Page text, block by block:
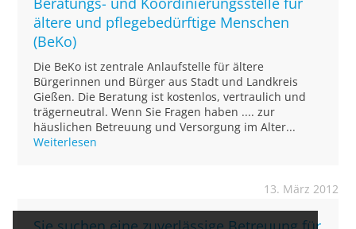
ältere und pflegebedürftige Menschen
(BeKo)
Die BeKo ist zentrale Anlaufstelle für ältere
Bürgerinnen und Bürger aus Stadt und Landkreis
Gießen. Die Beratung ist kostenlos, vertraulich und
trägerneutral. Wenn Sie Fragen haben .... zur
häuslichen Betreuung und Versorgung im Alter...
Weiterlesen
13. März 2012